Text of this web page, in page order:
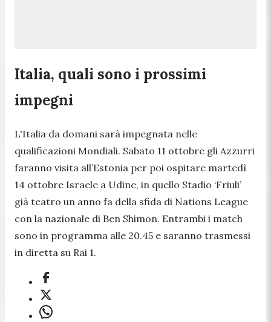
Italia, quali sono i prossimi
impegni
L'Italia da domani sarà impegnata nelle
qualificazioni Mondiali. Sabato 11 ottobre gli Azzurri
faranno visita all’Estonia per poi ospitare martedì
14 ottobre Israele a Udine, in quello Stadio ‘Friuli’
già teatro un anno fa della sfida di Nations League
con la nazionale di Ben Shimon. Entrambi i match
sono in programma alle 20.45 e saranno trasmessi
in diretta su Rai 1.